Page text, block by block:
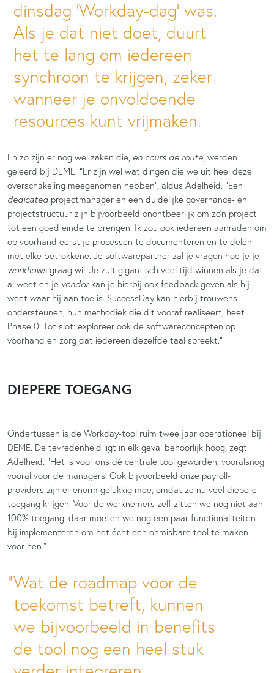
dinsdag ‘Workday-dag’ was.
Als je dat niet doet, duurt
het te lang om iedereen
synchroon te krijgen, zeker
wanneer je onvoldoende
resources kunt vrijmaken.
En zo zijn er nog wel zaken die, en cours de route, werden
geleerd bij DEME. “Er zijn wel wat dingen die we uit heel deze
overschakeling meegenomen hebben”, aldus Adelheid. “Een
dedicated projectmanager en een duidelijke governance- en
projectstructuur zijn bijvoorbeeld onontbeerlijk om zo’n project
tot een goed einde te brengen. Ik zou ook iedereen aanraden om
op voorhand eerst je processen te documenteren en te delen
met elke betrokkene. Je softwarepartner zal je vragen hoe je je
workflows graag wil. Je zult gigantisch veel tijd winnen als je dat
al weet en je vendorkan je hierbij ook feedback geven als hij
weet waar hij aan toe is. SuccessDay kan hierbij trouwens
ondersteunen, hun methodiek die dit vooraf realiseert, heet
Phase 0. Tot slot: exploreer ook de softwareconcepten op
voorhand en zorg dat iedereen dezelfde taal spreekt.”
DIEPERE TOEGANG
Ondertussen is de Workday-tool ruim twee jaar operationeel bij
DEME. De tevredenheid ligt in elk geval behoorlijk hoog, zegt
Adelheid. “Het is voor ons dé centrale tool geworden, vooralsnog
vooral voor de managers. Ook bijvoorbeeld onze payroll-
providers zijn er enorm gelukkig mee, omdat ze nu veel diepere
toegang krijgen. Voor de werknemers zelf zitten we nog niet aan
100% toegang, daar moeten we nog een paar functionaliteiten
bij implementeren om het écht een onmisbare tool te maken
voor hen.”
Wat de roadmap voor de
toekomst betreft, kunnen
we bijvoorbeeld in benefits
de tool nog een heel stuk